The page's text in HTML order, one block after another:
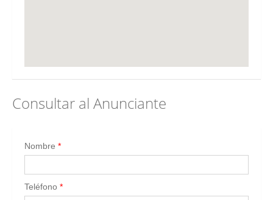
Consultar al Anunciante
Nombre *
Teléfono *